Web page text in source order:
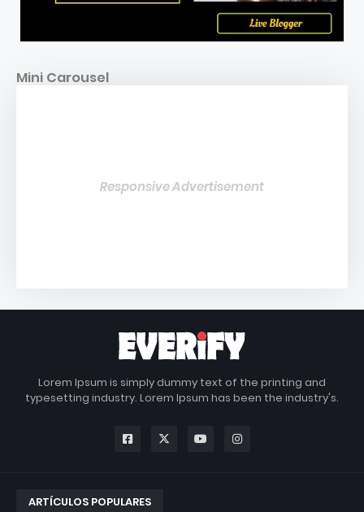
Mini Carousel
Responsive Advertisement
Lorem Ipsum is simply dummy text of the printing and
typesetting industry. Lorem Ipsum has been the industry's.
ARTÍCULOS POPULARES